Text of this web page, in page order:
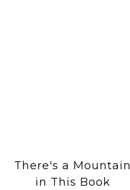
There's a Mountain
in This Book